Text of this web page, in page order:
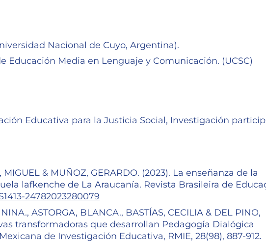
Nacional de Cuyo, Argentina).
Educación Media en Lenguaje y Comunicación. (UCSC)
Educativa para la Justicia Social, Investigación
MIGUEL & MUÑOZ, GERARDO. (2023). La enseñanza de la
lafkenche de La Araucanía. Revista Brasileira de
24782023280079
ASTORGA, BLANCA., BASTÍAS, CECILIA & DEL PINO,
transformadoras que desarrollan Pedagogía Dialógica
de Investigación Educativa, RMIE, 28(98), 887-912.